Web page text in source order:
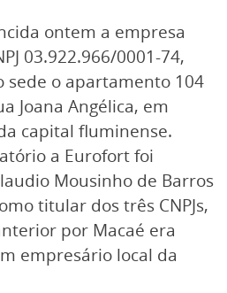
ontem a empresa
03.922.966/0001-74,
sede o apartamento 104
Joana Angélica, em
capital fluminense.
a Eurofort foi
Mousinho de Barros
titular dos três CNPJs,
por Macaé era
empresário local da